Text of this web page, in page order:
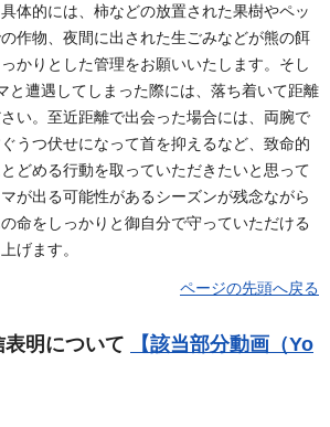
体的には、柿などの放置された果樹やペッ
作物、夜間に出された生ごみなどが熊の餌
かりとした管理をお願いいたします。そし
と遭遇してしまった際には、落ち着いて距離
い。至近距離で出会った場合には、両腕で
うつ伏せになって首を抑えるなど、致命的
どめる行動を取っていただきたいと思って
が出る可能性があるシーズンが残念ながら
命をしっかりと御自分で守っていただける
げます。
ページの先頭へ戻る
明について
【該当部分動画（Yo